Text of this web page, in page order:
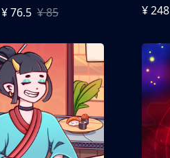
¥ 76.5 ¥ 85
¥ 248